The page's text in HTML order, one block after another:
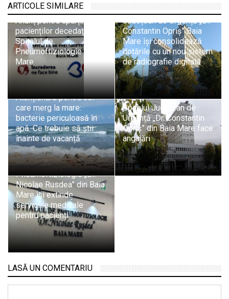
ARTICOLE SIMILARE
Anunț pentru aparținătorii
pacienților decedați de la
Spitalul de
Pneumoftiziologie Baia
Mare
Spitalul Județean
Județean de Urgență „Dr.
Constantin Opriș” Baia
Mare își consolidează
dotările cu un nou sistem
de radiografie digitală
Atenționare pentru cei
care merg la mare:
bacterie periculoasă în
apă. Ce trebuie să știi
înainte de vacanță
Spitalul Județean de
Urgență „Dr. Constantin
Opriș” din Baia Mare face
angajări
Spitalul de
Pneumoftiziologie „Dr.
Nicolae Rusdea” din Baia
Mare își extinde
serviciile medicale
pentru pacienți
LASĂ UN COMENTARIU